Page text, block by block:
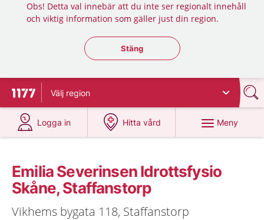
Obs! Detta val innebär att du inte ser regionalt innehåll
och viktig information som gäller just din region.
Stäng regionsväljaren
Stäng
Till startsidan för 1177
Välj region
Logga in
på 1177.se
Hitta vård
på 1177.se
Meny
Emilia Severinsen Idrottsfysio
Skåne, Staffanstorp
Vikhems bygata 118, Staffanstorp